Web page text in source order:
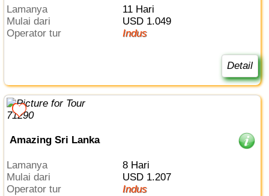
Lamanya
11 Hari
Mulai dari
USD 1.049
Operator tur
Indus
Detail
Amazing Sri Lanka
Lamanya
8 Hari
Mulai dari
USD 1.207
Operator tur
Indus